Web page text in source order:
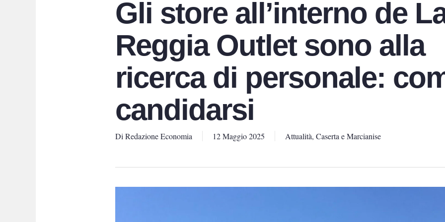
Gli store all’interno de
Reggia Outlet sono alla
ricerca di personale:
candidarsi
Di Redazione Economia 12 Maggio 2025 Attualità, Caserta e Marcianise